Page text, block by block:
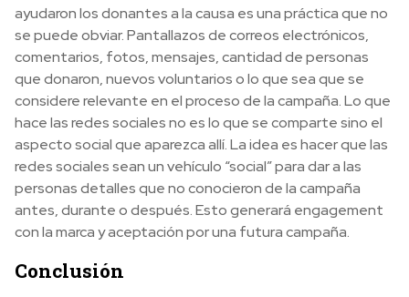
ayudaron los donantes a la causa es una práctica que no
se puede obviar. Pantallazos de correos electrónicos,
comentarios, fotos, mensajes, cantidad de personas
que donaron, nuevos voluntarios o lo que sea que se
considere relevante en el proceso de la campaña. Lo que
hace las redes sociales no es lo que se comparte sino el
aspecto social que aparezca allí. La idea es hacer que las
redes sociales sean un vehículo “social” para dar a las
personas detalles que no conocieron de la campaña
antes, durante o después. Esto generará engagement
con la marca y aceptación por una futura campaña.
Conclusión